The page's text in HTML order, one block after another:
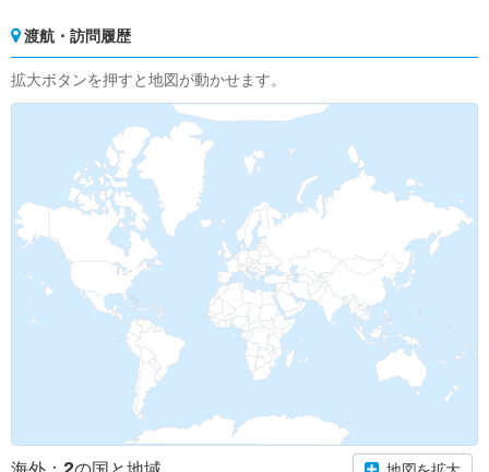
渡航・訪問履歴
拡大ボタンを押すと地図が動かせます。